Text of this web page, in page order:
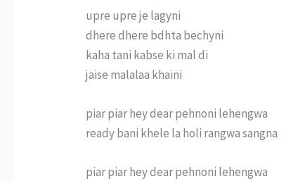
upre upre je lagyni
dhere dhere bdhta bechyni
kaha tani kabse ki mal di
jaise malalaa khaini
piar piar hey dear pehnoni lehengwa
ready bani khele la holi rangwa sangna
piar piar hey dear pehnoni lehengwa